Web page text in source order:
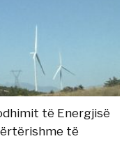
të Energjisë
të